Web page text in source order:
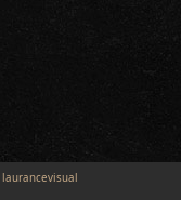
laurancevisual